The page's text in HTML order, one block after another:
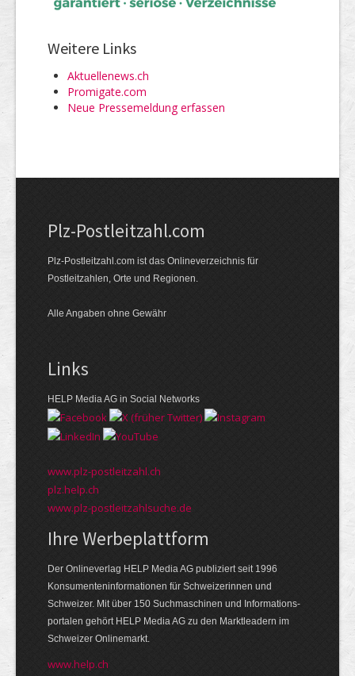
Weitere Links
Aktuellenews.ch
Promigate.com
Neue Pressemeldung erfassen
Plz-Postleitzahl.com
Plz-Postleitzahl.com ist das Onlineverzeichnis für
Postleitzahlen, Orte und Regionen.
Alle Angaben ohne Gewähr
Links
HELP Media AG in Social Networks
www.plz-postleitzahl.ch
plz.help.ch
www.plz-postleitzahlsuche.de
Ihre Werbeplattform
Der Onlineverlag HELP Media AG publiziert seit 1996
Konsumenten­informationen für Schweizerinnen und
Schweizer. Mit über 150 Suchmaschinen und Informations­
portalen gehört HELP Media AG zu den Markt­leadern im
Schweizer Onlinemarkt.
www.help.ch